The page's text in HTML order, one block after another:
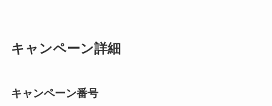
キャンペーン詳細
キャンペーン番号